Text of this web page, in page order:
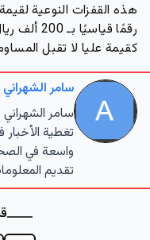
هذه القفزات النوعية
رقمًا
كقيمة عليا لا تقبل
سامر الشهراني
سامر
تغطية
واسعة في
تقديم